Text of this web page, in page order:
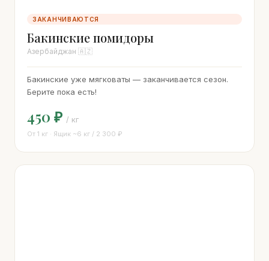
ЗАКАНЧИВАЮТСЯ
Бакинские помидоры
Азербайджан 🇦🇿
Бакинские уже мягковаты — заканчивается сезон.
Берите пока есть!
450 ₽ / кг
От 1 кг · Ящик ~6 кг / 2 300 ₽